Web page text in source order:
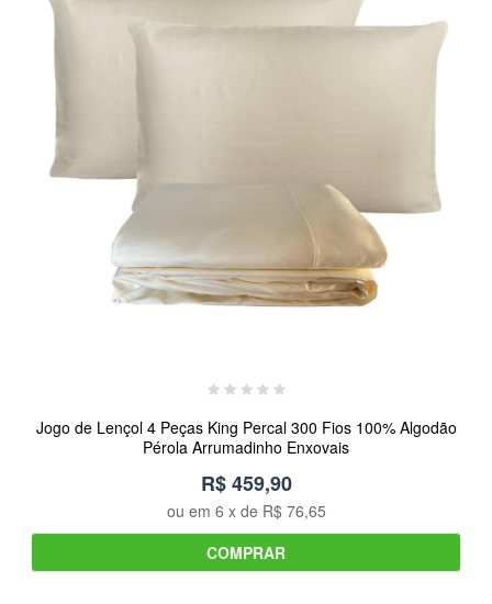
Jogo de Lençol 4 Peças King Percal 300 Fios 100% Algodão
Pérola Arrumadinho Enxovais
R$ 459,90
ou em 6 x de R$ 76,65
COMPRAR